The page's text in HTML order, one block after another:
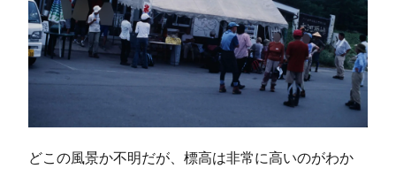
どこの風景か不明だが、標高は非常に高いのがわか